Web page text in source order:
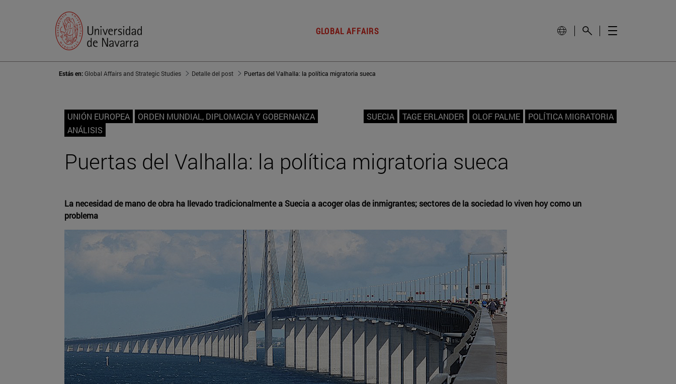
GLOBAL AFFAIRS
Estás en:Global Affairs and Strategic Studies Detalle del post Puertas del Valhalla: la política migratoria sueca
UNIÓN EUROPEA
ORDEN MUNDIAL, DIPLOMACIA Y GOBERNANZA
ANÁLISIS
SUECIA TAGE ERLANDER OLOF PALME POLÍTICA MIGRATORIA
Puertas del Valhalla: la política migratoria sueca
La necesidad de mano de obra ha llevado tradicionalmente a Suecia a acoger olas de inmigrantes; sectores de la sociedad lo viven hoy como un
problema